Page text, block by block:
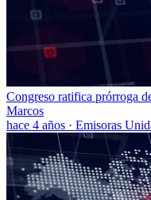
Congreso ratifica prórroga
Marcos
hace 4 años · Emisoras